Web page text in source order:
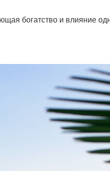
богатство и влияние